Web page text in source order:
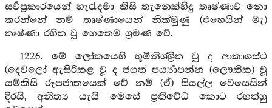
සර්‍වප්‍රකාරයෙන් හැරැදමා කිසි තැනෙක්හිදු තෘෂ්ණාව නො
කරන්නේ නම් තෘෂ්ණායෙන් නික්මුණු (එහෙයින් මැ)
තෘෂ්ණා රහිත වූ හෙතෙම ශ්‍රමණ වේ.
1226. මේ ලෝකයෙහි භූමිනිශ්ශ්‍රිත වූ ද ආකාශස්ථ
(දෙව්ලෝ ඇසිරිකළ වූ ද ජගත් පර්‍ය්‍යාපන්න (ලෞකික) වූ
යම්කිසි රූපජාතයෙක් වේ නම් (ඒ) සියල්ල වෙසෙසින්
දිරයි, අනිත්‍ය යැයි මෙසේ ප්‍රතිවේධ කොට රහත්හු